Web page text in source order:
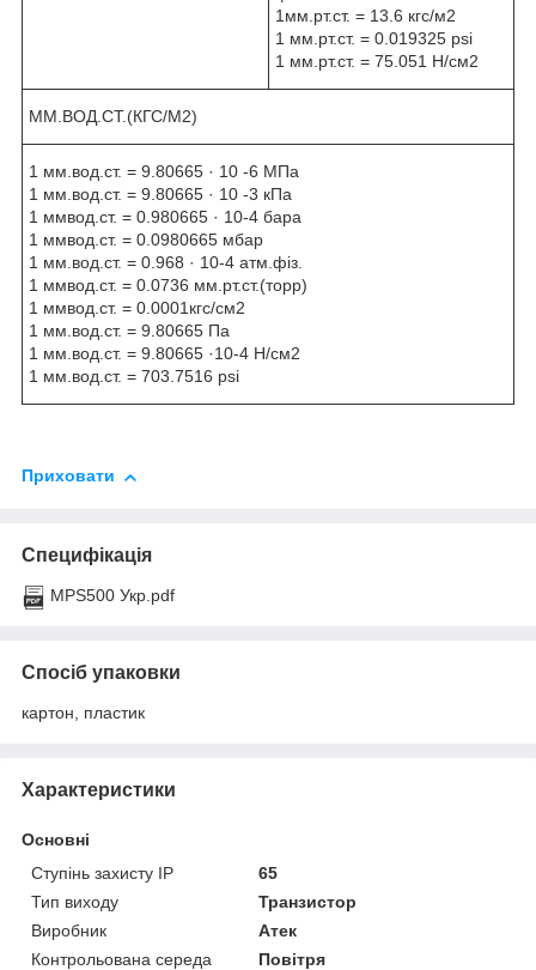
1мм.рт.ст. = 13.6 кгс/м2
1 мм.рт.ст. = 0.019325 psi
1 мм.рт.ст. = 75.051 Н/см2
ММ.ВОД.СТ.(КГС/М2)
1 мм.вод.ст. = 9.80665 · 10 -6 МПа
1 мм.вод.ст. = 9.80665 · 10 -3 кПа
1 ммвод.ст. = 0.980665 · 10-4 бара
1 ммвод.ст. = 0.0980665 мбар
1 мм.вод.ст. = 0.968 · 10-4 атм.фіз.
1 ммвод.ст. = 0.0736 мм.рт.ст.(торр)
1 ммвод.ст. = 0.0001кгс/см2
1 мм.вод.ст. = 9.80665 Па
1 мм.вод.ст. = 9.80665 ·10-4 Н/см2
1 мм.вод.ст. = 703.7516 psi
Приховати
Специфікація
MPS500 Укр.pdf
Спосіб упаковки
картон, пластик
Характеристики
Основні
Ступінь захисту IP
65
Тип виходу
Транзистор
Виробник
Атек
Контрольована середа
Повітря